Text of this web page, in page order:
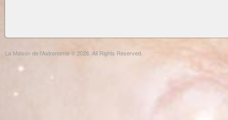
La Maison de l'Astronomie © 2026. All Rights Reserved.